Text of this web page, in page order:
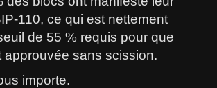
110, ce qui est nettement
de 55 % requis pour que
approuvée sans scission.
importe.